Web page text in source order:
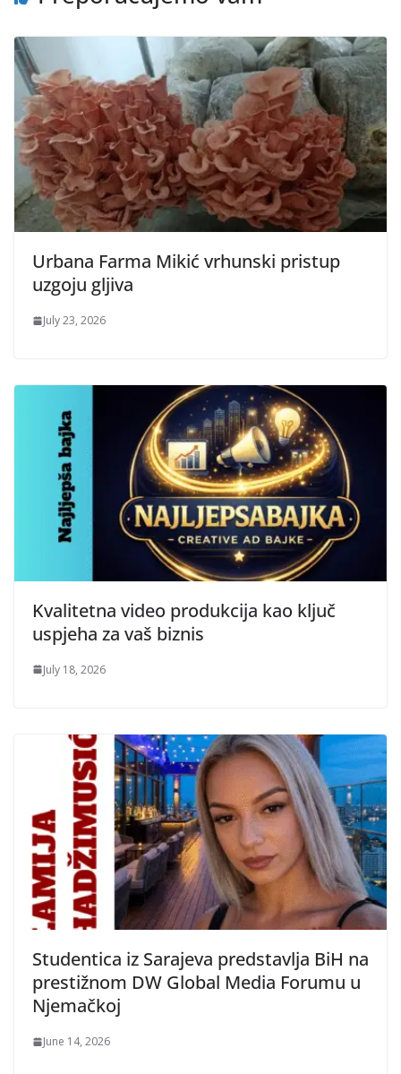
Urbana Farma Mikić vrhunski pristup
uzgoju gljiva
July 23, 2026
Kvalitetna video produkcija kao ključ
uspjeha za vaš biznis
July 18, 2026
Studentica iz Sarajeva predstavlja BiH na
prestižnom DW Global Media Forumu u
Njemačkoj
June 14, 2026